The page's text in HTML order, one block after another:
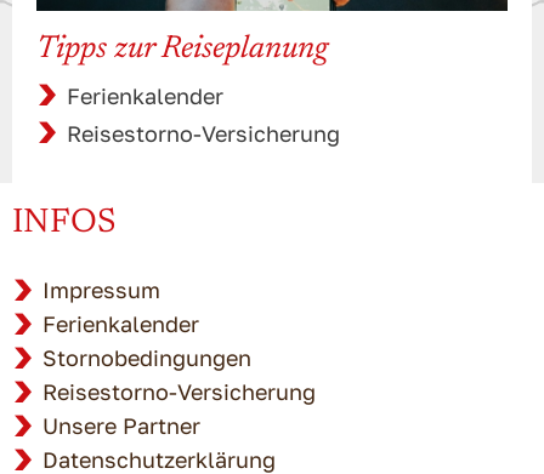
Tipps zur Reiseplanung
Ferienkalender
Reisestorno-Versicherung
INFOS
Impressum
Ferienkalender
Stornobedingungen
Reisestorno-Versicherung
Unsere Partner
Datenschutzerklärung